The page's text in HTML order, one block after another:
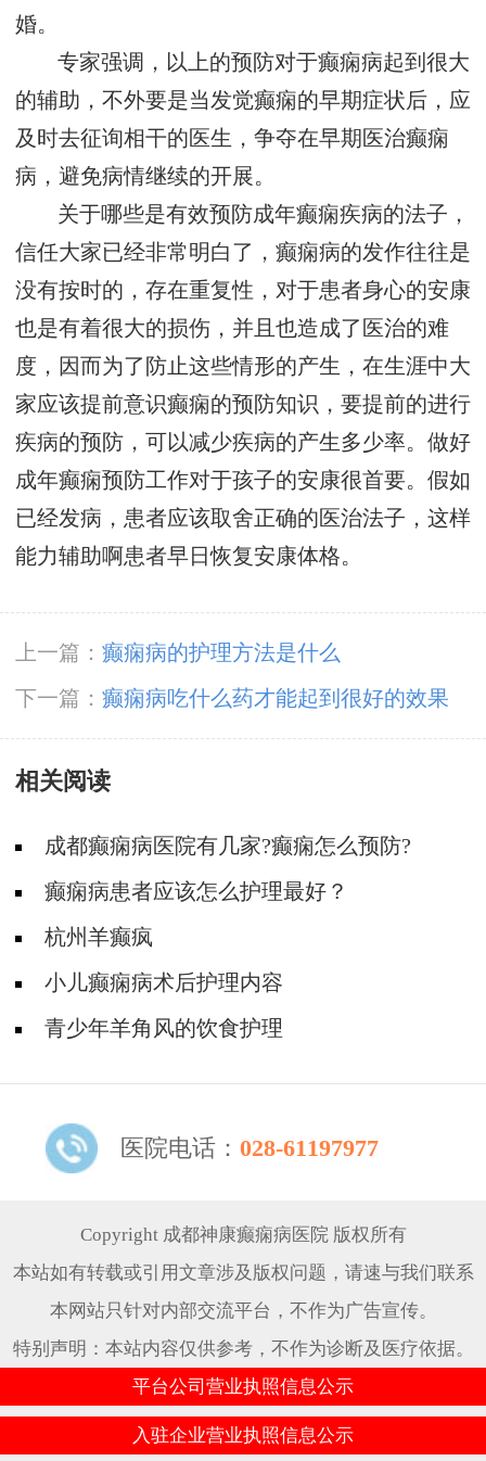
婚。
专家强调，以上的预防对于癫痫病起到很大
的辅助，不外要是当发觉癫痫的早期症状后，应
及时去征询相干的医生，争夺在早期医治癫痫
病，避免病情继续的开展。
关于哪些是有效预防成年癫痫疾病的法子，
信任大家已经非常明白了，癫痫病的发作往往是
没有按时的，存在重复性，对于患者身心的安康
也是有着很大的损伤，并且也造成了医治的难
度，因而为了防止这些情形的产生，在生涯中大
家应该提前意识癫痫的预防知识，要提前的进行
疾病的预防，可以减少疾病的产生多少率。做好
成年癫痫预防工作对于孩子的安康很首要。假如
已经发病，患者应该取舍正确的医治法子，这样
能力辅助啊患者早日恢复安康体格。
上一篇： 癫痫病的护理方法是什么
下一篇： 癫痫病吃什么药才能起到很好的效果
相关阅读
成都癫痫病医院有几家?癫痫怎么预防?
癫痫病患者应该怎么护理最好？
杭州羊癫疯
小儿癫痫病术后护理内容
青少年羊角风的饮食护理
医院电话： 028-61197977
Copyright 成都神康癫痫病医院 版权所有
本站如有转载或引用文章涉及版权问题，请速与我们联系
本网站只针对内部交流平台，不作为广告宣传。
特别声明：本站内容仅供参考，不作为诊断及医疗依据。
平台公司营业执照信息公示
入驻企业营业执照信息公示